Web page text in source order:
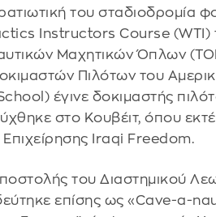
του σταδιοδρομία
Instructors Course (WTI)
Μαχητικών Όπλων
Πιλότων του
έγινε δοκιμαστής
στο Κουβέιτ, όπου
Επιχείρησης Iraqi Freedom.
του Διαστημικού
επίσης ως «Cave-a-